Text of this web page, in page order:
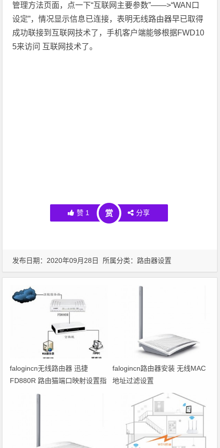
管理方法页面，点一下“互联网主要参数”——>“WAN口
设定”，情况显示信息已连接，表明无线路由器早已取得
成功联接到互联网技术了，手机客户端能够根据FWD10
5来访问 互联网技术了。
赞 1 赏 分享
发布日期：2020年09月28日 所属分类： 路由器设置
falogincn无线路由器 迅捷
FD880R 路由猫端口映射设置指
falogincn路由器安装 无线MAC
地址过滤设置